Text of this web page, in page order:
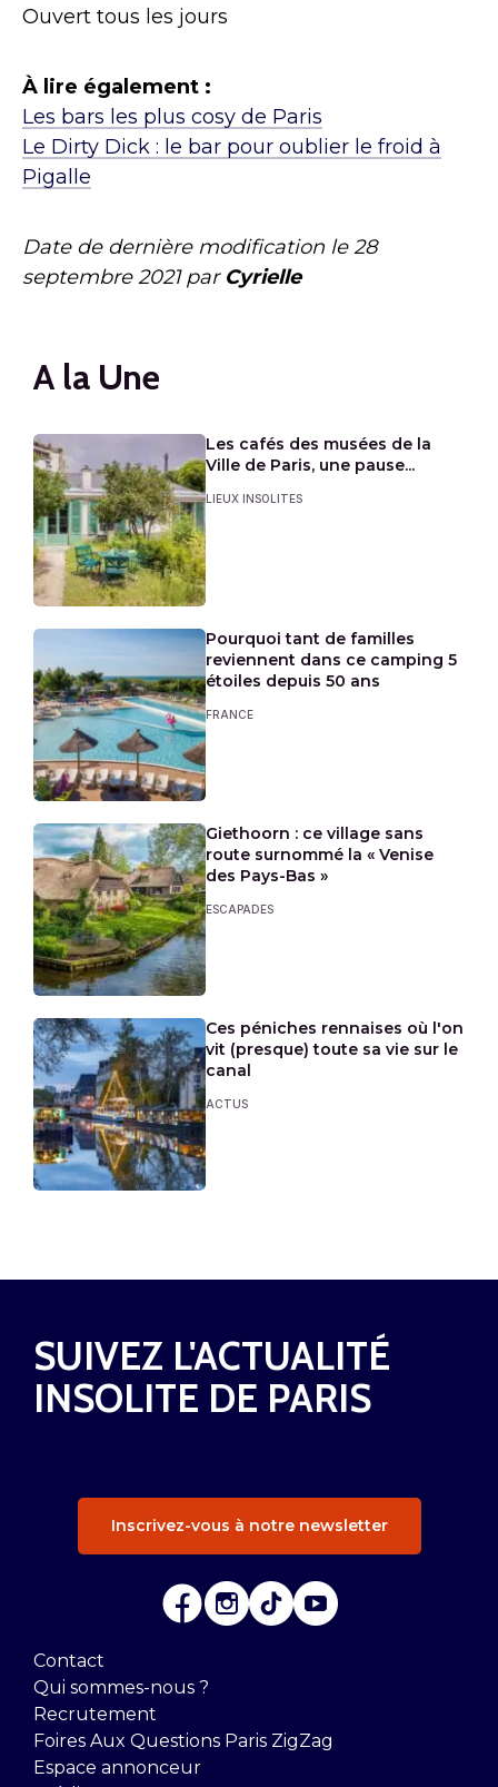
Ouvert tous les jours
À lire également :
Les bars les plus cosy de Paris
Le Dirty Dick : le bar pour oublier le froid à
Pigalle
Date de dernière modification le28
septembre 2021par Cyrielle
A la Une
Les cafés des musées de la
Ville de Paris, une pause...
LIEUX INSOLITES
Pourquoi tant de familles
reviennent dans ce camping 5
étoiles depuis 50 ans
FRANCE
Giethoorn : ce village sans
route surnommé la « Venise
des Pays-Bas »
ESCAPADES
Ces péniches rennaises où l'on
vit (presque) toute sa vie sur le
canal
ACTUS
SUIVEZ L'ACTUALITÉ
INSOLITE DE PARIS
Inscrivez-vous à notre newsletter
Contact
Qui sommes-nous ?
Recrutement
Foires Aux Questions Paris ZigZag
Espace annonceur